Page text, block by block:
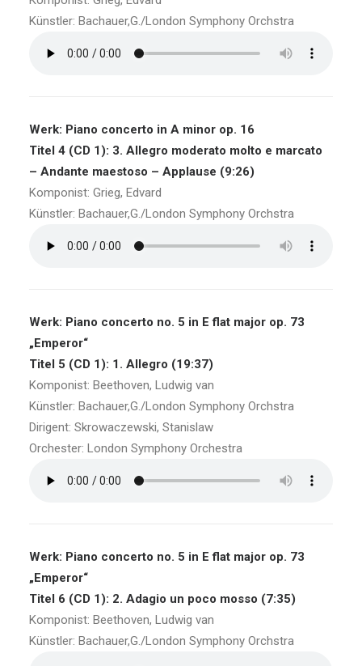
Künstler: Bachauer,G./London Symphony Orchstra
Werk: Piano concerto in A minor op. 16
Titel 4 (CD 1): 3. Allegro moderato molto e marcato
– Andante maestoso – Applause (9:26)
Komponist: Grieg, Edvard
Künstler: Bachauer,G./London Symphony Orchstra
Werk: Piano concerto no. 5 in E flat major op. 73
„Emperor“
Titel 5 (CD 1): 1. Allegro (19:37)
Komponist: Beethoven, Ludwig van
Künstler: Bachauer,G./London Symphony Orchstra
Dirigent: Skrowaczewski, Stanislaw
Orchester: London Symphony Orchestra
Werk: Piano concerto no. 5 in E flat major op. 73
„Emperor“
Titel 6 (CD 1): 2. Adagio un poco mosso (7:35)
Komponist: Beethoven, Ludwig van
Künstler: Bachauer,G./London Symphony Orchstra